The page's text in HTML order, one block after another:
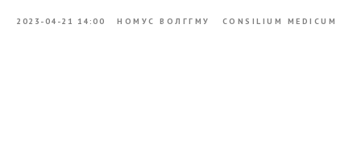
2023-04-21 14:00 НОМУС ВОЛГГМУ CONSILIUM MEDICUM